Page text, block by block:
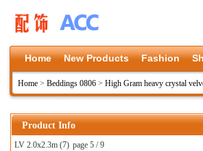
Home New Products Fashion
Home > Beddings 0806 > High Gram heavy crystal
Product Info
LV 2.0x2.3m (7) page 5 / 9